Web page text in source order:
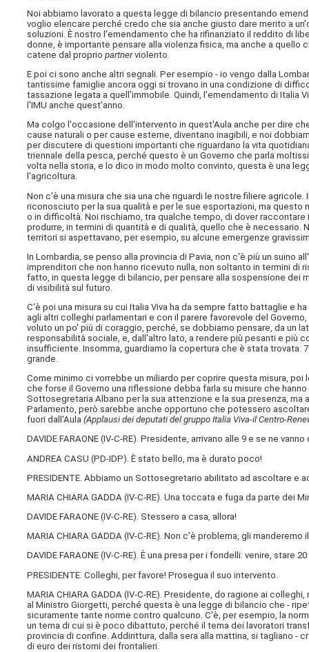
Noi abbiamo lavorato a questa legge di bilancio presentando
voglio elencare perché credo che sia anche giusto dare merito a
soluzioni. È nostro l'emendamento che ha rifinanziato il reddito di
donne, è importante pensare alla violenza fisica, ma anche a
catene dal propriopartnerviolento.
E poi ci sono anche altri segnali. Per esempio - io vengo dalla
tantissime famiglie ancora oggi si trovano in una condizione di
tassazione legata a quell'immobile. Quindi, l'emendamento di Italia
l'IMU anche quest'anno.
Ma colgo l'occasione dell'intervento in quest'Aula anche per dire
cause naturali o per cause esterne, diventano inagibili, e noi
per discutere di questioni importanti che riguardano la vita
triennale della pesca, perché questo è un Governo che parla
volta nella storia, e lo dico in modo molto convinto, questa è una
l'agricoltura.
Non c'è una misura che sia una che riguardi le nostre filiere
riconosciuto per la sua qualità e per le sue esportazioni, ma
o in difficoltà. Noi rischiamo, tra qualche tempo, di dover raccontare
produrre, in termini di quantità e di qualità, quello che è
territori si aspettavano, per esempio, su alcune emergenze
In Lombardia, se penso alla provincia di Pavia, non c'è più un suino
imprenditori che non hanno ricevuto nulla, non soltanto in termini di
fatto, in questa legge di bilancio, per pensare alla sospensione dei
di visibilità sul futuro.
C'è poi una misura su cui Italia Viva ha da sempre fatto battaglie e
agli altri colleghi parlamentari e con il parere favorevole del
voluto un po' più di coraggio, perché, se dobbiamo pensare, da un
responsabilità sociale, e, dall'altro lato, a rendere più pesanti e più
insufficiente. Insomma, guardiamo la copertura che è stata trovata:
grande.
Come minimo ci vorrebbe un miliardo per coprire questa misura,
che forse il Governo una riflessione debba farla su misure che
Sottosegretaria Albano per la sua attenzione e la sua presenza,
Parlamento, però sarebbe anche opportuno che potessero
fuori dall'Aula(Applausi dei deputati del gruppo Italia Viva-il Centro-
DAVIDE FARAONE (IV-C-RE). Presidente, arrivano alle 9 e se ne
ANDREA CASU (PD-IDP). È stato bello, ma è durato poco!
PRESIDENTE. Abbiamo un Sottosegretario abilitato ad ascoltare e
MARIA CHIARA GADDA (IV-C-RE). Una toccata e fuga da parte dei
DAVIDE FARAONE (IV-C-RE). Stessero a casa, allora!
MARIA CHIARA GADDA (IV-C-RE). Non c'è problema, gli manderemo
DAVIDE FARAONE (IV-C-RE). È una presa per i fondelli: venire, stare
PRESIDENTE. Colleghi, per favore! Prosegua il suo intervento.
MARIA CHIARA GADDA (IV-C-RE). Presidente, do ragione ai
al Ministro Giorgetti, perché questa è una legge di bilancio che -
sicuramente tante norme contro qualcuno. C'è, per esempio, la
un tema di cui si è poco dibattuto, perché il tema dei lavoratori
provincia di confine. Addirittura, dalla sera alla mattina, si tagliano -
di euro dei ristorni dei frontalieri.